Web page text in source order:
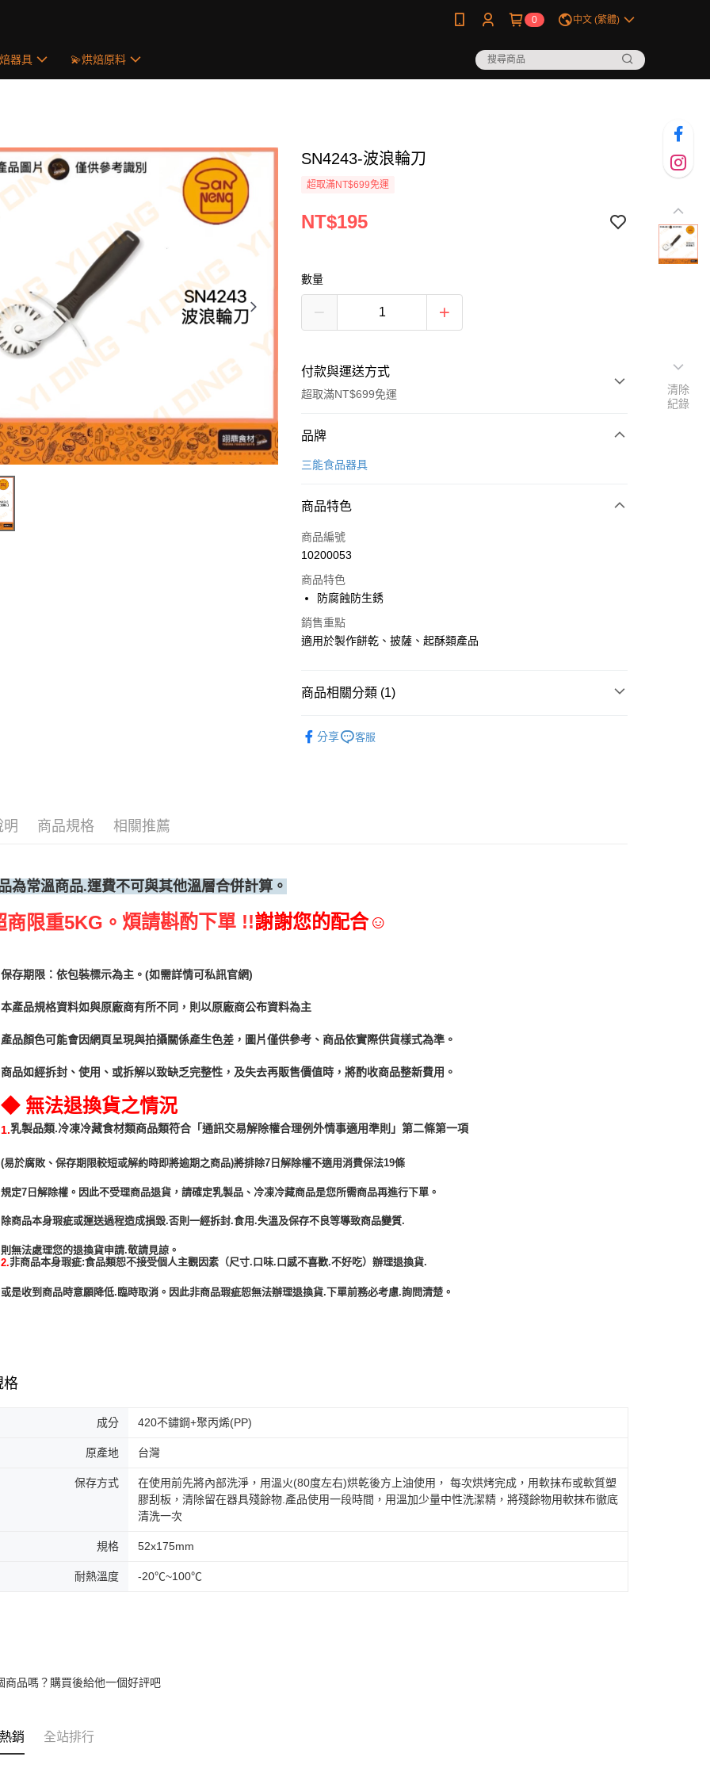
0 中文 (繁體)
器具 💫烘焙原料
SN4243-波浪輪刀
超取滿NT$699免運
NT$195
數量
付款與運送方式
超取滿NT$699免運
付款方式
信用卡一次付款
運送方式
• 付款後全家取貨
每筆NT$60，滿NT$699(含以上)免運費
• 付款後7-11取貨
每筆NT$60，滿NT$699(含以上)免運費
每筆NT$250
品牌
三能食品器具
商品特色
商品編號
10200053
商品特色
防腐蝕防生銹
銷售重點
適用於製作餅乾、披薩、起酥類產品
商品相關分類 (1)
分享
客服
明 商品規格 相關推薦
為常溫商品.運費不可與其他溫層合併計算。
商限重5KG。 煩請斟酌下單 !!謝謝您的配合☺
保存期限：依包裝標示為主。(如需詳情可私訊官網)
本產品規格資料如與原廠商有所不同，則以原廠商公布資料為主
產品顏色可能會因網頁呈現與拍攝關係產生色差，圖片僅供參考、商品依實際供貨樣式為準。
商品如經拆封、使用、或拆解以致缺乏完整性，及失去再販售價值時，將酌收商品整﻿新費用。
◆ 無法退換貨之情況
1.乳製品類.冷凍冷藏食材類商品類符合 「通訊交易解除權合理例外情事適用準則」第二條第一項
(易於腐敗、保存期限較短或解約時即將逾期之商品)將排除7日解除權不適用消費保法19條
規定7日解除權。因此不受理商品退貨，請確定乳製品、冷凍冷藏商品是您所需商品再進行下單。
除商品本身瑕疵或運送過程造成損毀.否則一經拆封.食用.失溫及保存不良等導致商品變質.
2.非商品本身瑕疵:食品類恕不接受個人主觀因素（尺寸.口味.口感不喜歡.不好吃）辦理退換貨.
或是收到商品時意願降低.臨時取消。因此非商品瑕疵恕無法辦理退換貨.下單前務必考慮.詢問清楚。
格
成分 420不鏽鋼+聚丙烯(PP)
原產地 台灣
保存方式
在使用前先將內部洗淨，用溫火(80度左右)烘乾後方上油使用， 每次烘烤完成，用軟抹布或軟質塑
膠刮板，清除留在器具殘餘物.產品使用一段時間，用溫加少量中性洗潔精，將殘餘物用軟抹布徹底
清洗一次
規格 52x175mm
耐熱溫度 -20℃~100℃
商品嗎？購買後給他一個好評吧
銷 全站排行
清除
紀錄